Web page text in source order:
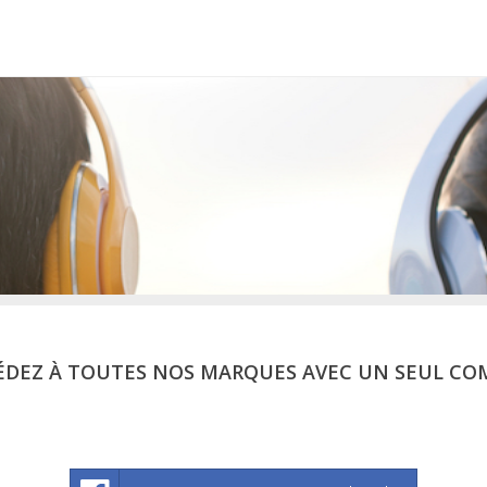
À TOUTES NOS MARQUES AVEC UN SEUL